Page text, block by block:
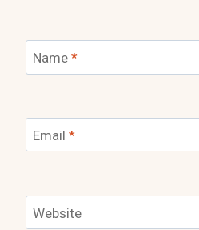
Name *
Email *
Website